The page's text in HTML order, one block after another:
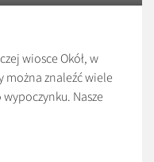
wiosce Okół, w
znaleźć wiele
Nasze
sadów
Dodatkowo
dzięki czemu